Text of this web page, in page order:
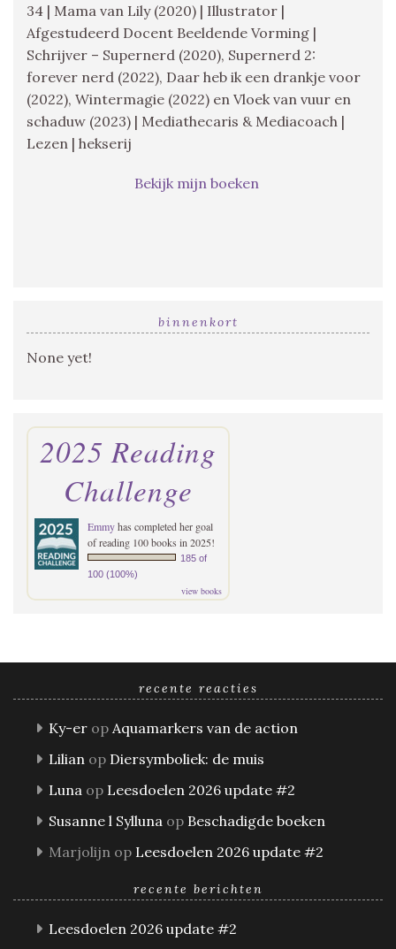
34 | Mama van Lily (2020) | Illustrator |
Afgestudeerd Docent Beeldende Vorming |
Schrijver – Supernerd (2020), Supernerd 2:
forever nerd (2022), Daar heb ik een drankje voor
(2022), Wintermagie (2022) en Vloek van vuur en
schaduw (2023) | Mediathecaris & Mediacoach |
Lezen | hekserij
Bekijk mijn boeken
binnenkort
None yet!
2025 Reading
Challenge
Emmyhas completed her goal
of reading 100 books in 2025!
185 of
100 (100%)
view books
recente reacties
Ky-er op Aquamarkers van de action
Lilian op Diersymboliek: de muis
Luna op Leesdoelen 2026 update #2
Susanne l Sylluna op Beschadigde boeken
Marjolijn op Leesdoelen 2026 update #2
recente berichten
Leesdoelen 2026 update #2